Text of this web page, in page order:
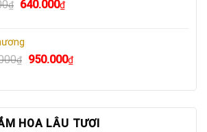
640.000₫.
₫
Giá
750.000₫.
640.000₫Giá
640.000₫.
₫
Giá
là:
950.000₫Giá
tại
950.000₫.
HOA LÂU TƯƠI